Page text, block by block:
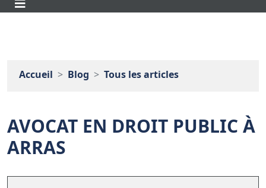
Accueil Blog Tous les articles
AVOCAT EN DROIT PUBLIC À
ARRAS